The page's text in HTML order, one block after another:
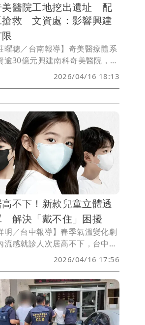
美醫院工地挖出遺址 配
搶救 文資處：影響興建
曜聰／台南報導】奇美醫療體系
逾30億元興建南科奇美醫院，將
設有274個床位的智慧型地區教
去年3月動土、預計2028年完
跡，目前正配合進行相關搶救及
，由於僅涉及局部工區，判斷將
響後續開發計畫進行。
2026/04/16 18:13
不下！新款兒童立體透
解決「戴不住」困擾
明／台中報導】春季氣溫變化劇
流感就診人次居高不下，台中市
科翁志明醫師提醒，目前流感流
結束，民眾應持續維持警覺，除
洗手、定期消毒等個人衛生習慣
共場所配戴口罩仍是降低飛沫與
風險的重要措施。
2026/04/16 17:56